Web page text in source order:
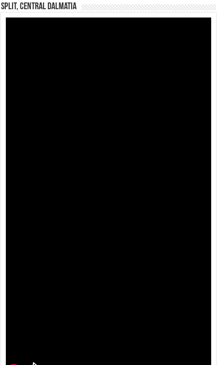
Split, Central Dalmatia